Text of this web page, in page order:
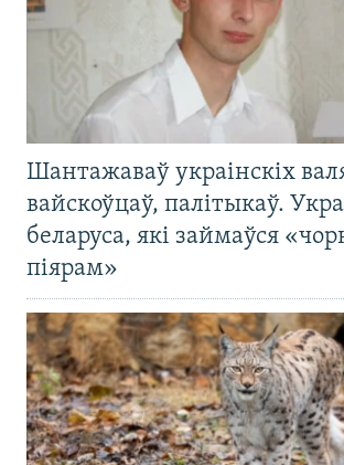
Шантажаваў украінскіх
вайскоўцаў, палітыкаў.
беларуса, які займаўся
піярам»